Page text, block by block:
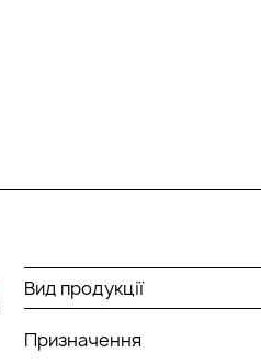
Вид продукції
Призначення